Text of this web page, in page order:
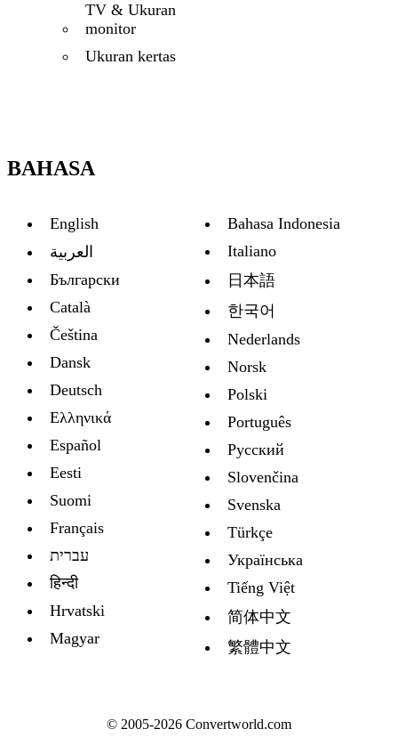
TV & Ukuran
monitor
Ukuran kertas
BAHASA
English
العربية
Български
Català
Čeština
Dansk
Deutsch
Ελληνικά
Español
Eesti
Suomi
Français
עברית
हिन्दी
Hrvatski
Magyar
Bahasa Indonesia
Italiano
日本語
한국어
Nederlands
Norsk
Polski
Português
Русский
Slovenčina
Svenska
Türkçe
Украïнська
Tiếng Việt
简体中文
繁體中文
© 2005-2026 Convertworld.com